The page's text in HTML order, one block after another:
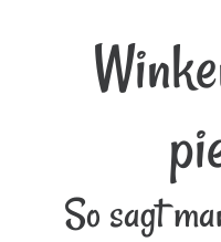
So sagt